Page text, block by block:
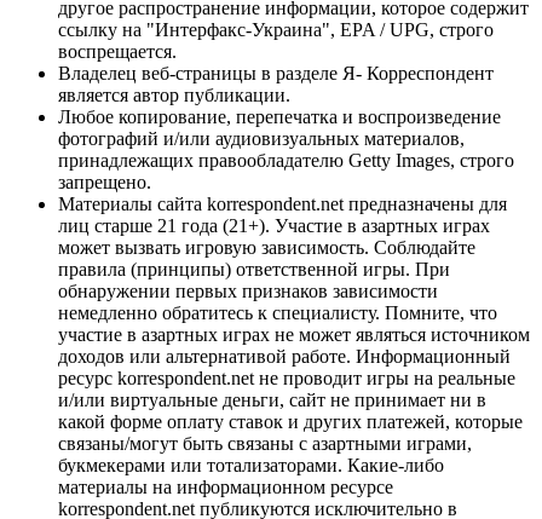
другое распространение информации, которое содержит
ссылку на "Интерфакс-Украина", EPA / UPG, строго
воспрещается.
Владелец веб-страницы в разделе Я- Корреспондент
является автор публикации.
Любое копирование, перепечатка и воспроизведение
фотографий и/или аудиовизуальных материалов,
принадлежащих правообладателю Getty Images, строго
запрещено.
Материалы сайта korrespondent.net предназначены для
лиц старше 21 года (21+). Участие в азартных играх
может вызвать игровую зависимость. Соблюдайте
правила (принципы) ответственной игры. При
обнаружении первых признаков зависимости
немедленно обратитесь к специалисту. Помните, что
участие в азартных играх не может являться источником
доходов или альтернативой работе. Информационный
ресурс korrespondent.net не проводит игры на реальные
и/или виртуальные деньги, сайт не принимает ни в
какой форме оплату ставок и других платежей, которые
связаны/могут быть связаны с азартными играми,
букмекерами или тотализаторами. Какие-либо
материалы на информационном ресурсе
korrespondent.net публикуются исключительно в